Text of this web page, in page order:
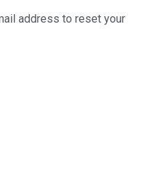
address to reset your